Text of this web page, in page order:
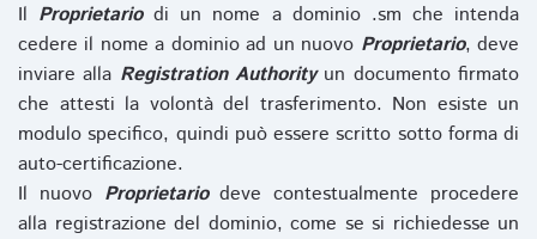
Il Proprietariodi un nome a dominio .sm che intenda
cedere il nome a dominio ad un nuovo Proprietario, deve
inviare alla Registration Authorityun documento firmato
che attesti la volontà del trasferimento. Non esiste un
modulo specifico, quindi può essere scritto sotto forma di
auto-certificazione.
Il nuovo Proprietariodeve contestualmente procedere
alla registrazione del dominio, come se si richiedesse un